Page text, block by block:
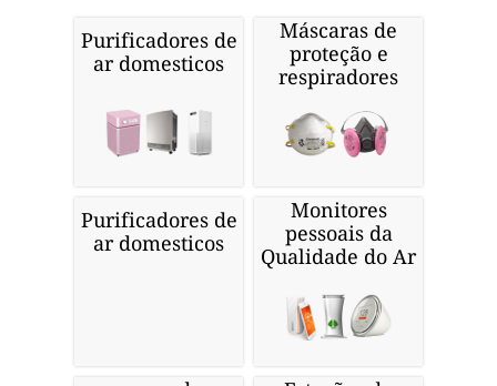
Purificadores de
ar domesticos
Máscaras de
proteção e
respiradores
Purificadores de
ar domesticos
Monitores
pessoais da
Qualidade do Ar